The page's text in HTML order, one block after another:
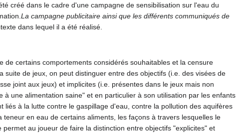
créé dans le cadre d'une campagne de sensibilisation sur l'eau du
La campagne publicitaire ainsi que les différents communiqués de
dans lequel il a été réalisé.
certains comportements considérés souhaitables et la censure
de jeux, on peut distinguer entre des objectifs (i.e. des visées de
joint aux jeux) et implicites (i.e. présentes dans le jeux mais non
une alimentation saine" et en particulier à son utilisation par les enfants
à la lutte contre le gaspillage d'eau, contre la pollution des aquifères
en eau de certains aliments, les façons à travers lesquelles le
au joueur de faire la distinction entre objectifs "explicites" et